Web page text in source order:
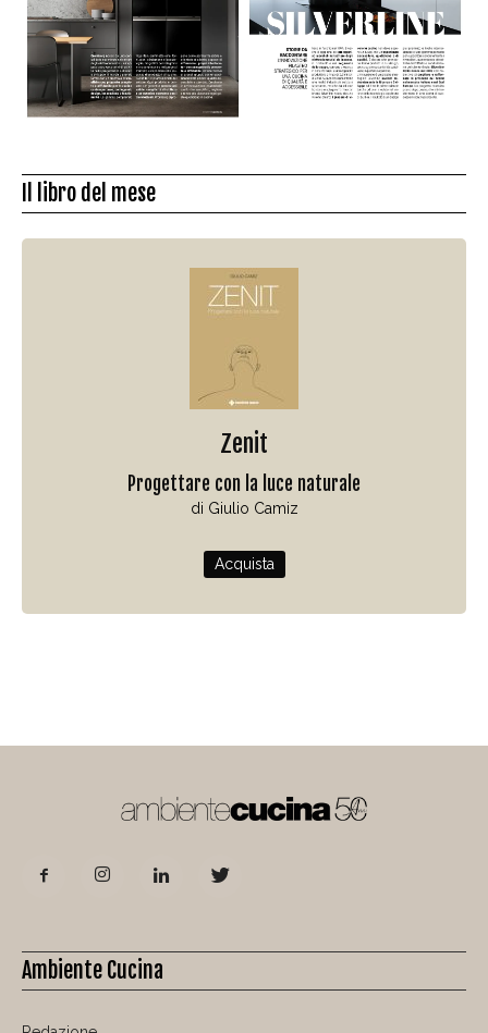
Il libro del mese
Zenit
Progettare con la luce naturale
di Giulio Camiz
Acquista
Ambiente Cucina